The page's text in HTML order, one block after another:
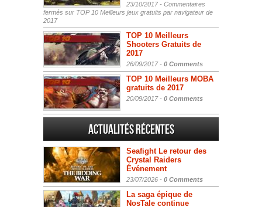
23/10/2017 - Commentaires
fermés sur TOP 10 Meilleurs jeux gratuits par navigateur de
2017
TOP 10 Meilleurs
Shooters Gratuits de
2017
26/09/2017 - 0 Comments
TOP 10 Meilleurs MOBA
gratuits de 2017
20/09/2017 - 0 Comments
Actualités Récentes
Seafight Le retour des
Crystal Raiders
Événement
23/07/2026 - 0 Comments
La saga épique de
NosTale continue